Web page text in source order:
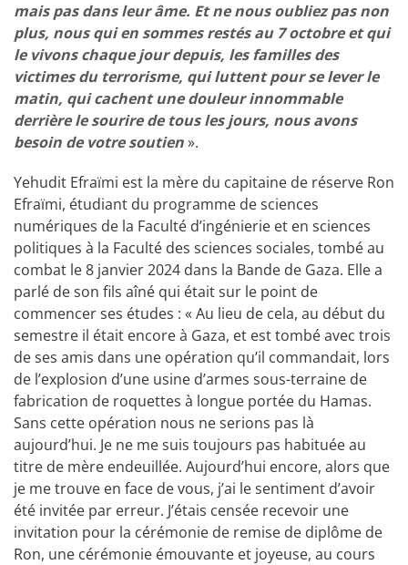
mais pas dans leur âme. Et ne nous oubliez pas non
plus, nous qui en sommes restés au 7 octobre et qui
le vivons chaque jour depuis, les familles des
victimes du terrorisme, qui luttent pour se lever le
matin, qui cachent une douleur innommable
derrière le sourire de tous les jours, nous avons
besoin de votre soutien».
Yehudit Efraïmi est la mère du capitaine de réserve Ron
Efraïmi, étudiant du programme de sciences
numériques de la Faculté d’ingénierie et en sciences
politiques à la Faculté des sciences sociales, tombé au
combat le 8 janvier 2024 dans la Bande de Gaza. Elle a
parlé de son fils aîné qui était sur le point de
commencer ses études : « Au lieu de cela, au début du
semestre il était encore à Gaza, et est tombé avec trois
de ses amis dans une opération qu’il commandait, lors
de l’explosion d’une usine d’armes sous-terraine de
fabrication de roquettes à longue portée du Hamas.
Sans cette opération nous ne serions pas là
aujourd’hui. Je ne me suis toujours pas habituée au
titre de mère endeuillée. Aujourd’hui encore, alors que
je me trouve en face de vous, j’ai le sentiment d’avoir
été invitée par erreur. J’étais censée recevoir une
invitation pour la cérémonie de remise de diplôme de
Ron, une cérémonie émouvante et joyeuse, au cours